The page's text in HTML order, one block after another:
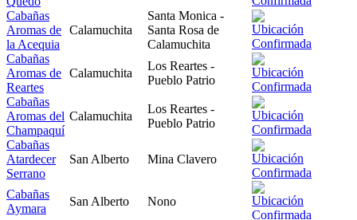
Cabañas
Aromas de
la Acequia
Calamuchita
Santa Monica -
Santa Rosa de
Calamuchita
Cabañas
Aromas de
Reartes
Calamuchita
Los Reartes -
Pueblo Patrio
Cabañas
Aromas del
Champaquí
Calamuchita
Los Reartes -
Pueblo Patrio
Cabañas
Atardecer
Serrano
San Alberto Mina Clavero
Cabañas
Aymara
San Alberto Nono